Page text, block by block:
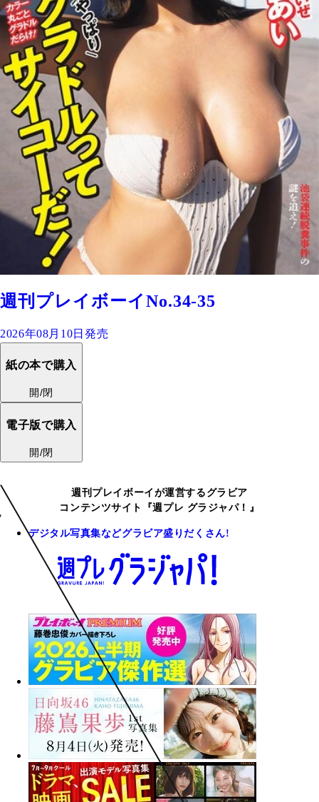
週刊プレイボーイNo.34-35
2026年08月10日発売
紙の本で購入
開/閉
電子版で購入
開/閉
週刊プレイボーイが運営するグラビア
コンテンツサイト『週プレ グラジャパ！』
デジタル写真集などグラビア盛りだくさん!